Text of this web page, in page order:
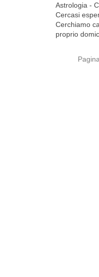
Astrologia -
Cercasi
Cerchiamo
proprio
Pagina